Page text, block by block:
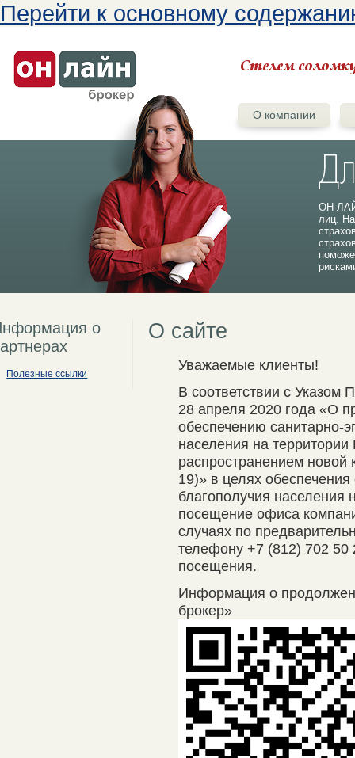
Перейти к основному
О компании
ОН-
лиц.
о
Полезные ссылки
О сайте
Уважаемые клиенты!
В соответствии с Указом
28 апреля 2020 года «О
обеспечению санитарно-
населения на
распространением новой
19)» в целях
благополучия населения
посещение офиса
случаях по
телефону +7 (812) 702 50
посещения.
Информация о
брокер»